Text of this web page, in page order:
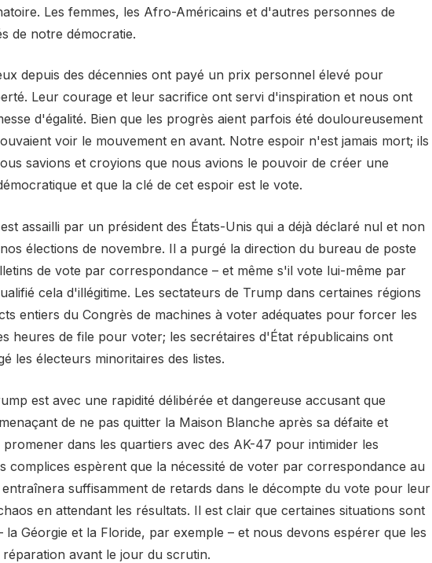
Les femmes, les Afro-Américains et d'autres personnes de
de notre démocratie.
depuis des décennies ont payé un prix personnel élevé pour
Leur courage et leur sacrifice ont servi d'inspiration et nous ont
d'égalité. Bien que les progrès aient parfois été douloureusement
voir le mouvement en avant. Notre espoir n'est jamais mort; ils
savions et croyions que nous avions le pouvoir de créer une
et que la clé de cet espoir est le vote.
assailli par un président des États-Unis qui a déjà déclaré nul et non
élections de novembre. Il a purgé la direction du bureau de poste
de vote par correspondance – et même s'il vote lui-même par
cela d'illégitime. Les sectateurs de Trump dans certaines régions
entiers du Congrès de machines à voter adéquates pour forcer les
heures de file pour voter; les secrétaires d'État républicains ont
les électeurs minoritaires des listes.
est avec une rapidité délibérée et dangereuse accusant que
de ne pas quitter la Maison Blanche après sa défaite et
promener dans les quartiers avec des AK-47 pour intimider les
complices espèrent que la nécessité de voter par correspondance au
suffisamment de retards dans le décompte du vote pour leur
en attendant les résultats. Il est clair que certaines situations sont
la Géorgie et la Floride, par exemple – et nous devons espérer que les
avant le jour du scrutin.